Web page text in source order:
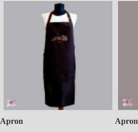
Apron Apron